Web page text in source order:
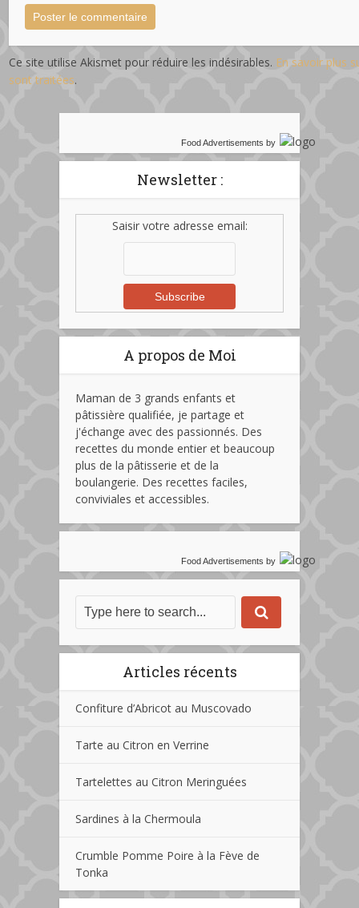
Ce site utilise Akismet pour réduire les indésirables. En savoir plus
sont traitées.
Food Advertisements by
Newsletter :
Saisir votre adresse email:
A propos de Moi
Maman de 3 grands enfants et
pâtissière qualifiée, je partage et
j'échange avec des passionnés. Des
recettes du monde entier et beaucoup
plus de la pâtisserie et de la
boulangerie. Des recettes faciles,
conviviales et accessibles.
Food Advertisements by
Articles récents
Confiture d’Abricot au Muscovado
Tarte au Citron en Verrine
Tartelettes au Citron Meringuées
Sardines à la Chermoula
Crumble Pomme Poire à la Fève de
Tonka